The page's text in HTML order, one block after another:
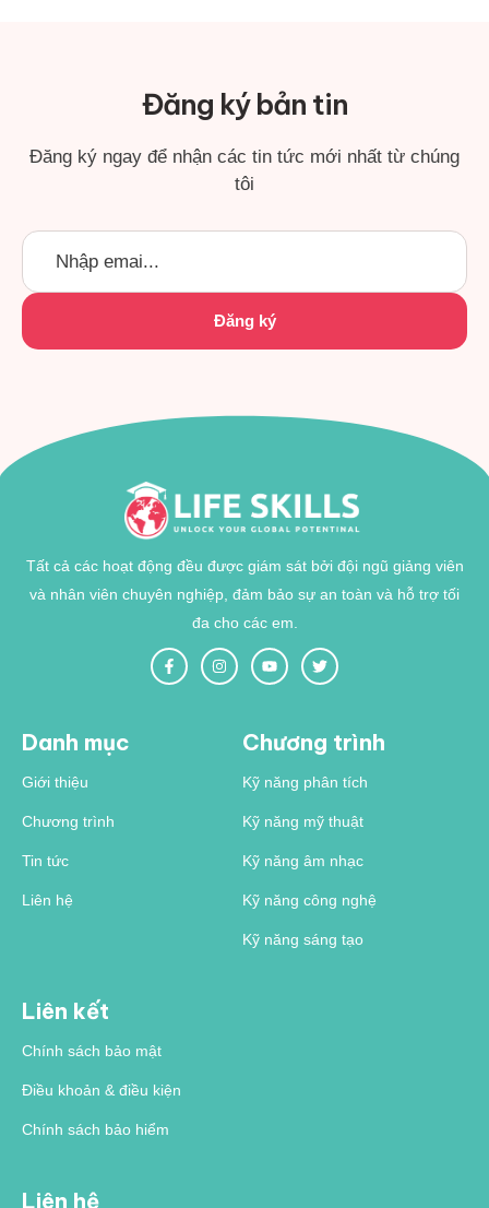
Đăng ký bản tin
Đăng ký ngay để nhận các tin tức mới nhất từ chúng
tôi
Tất cả các hoạt động đều được giám sát bởi đội ngũ giảng viên
và nhân viên chuyên nghiệp, đảm bảo sự an toàn và hỗ trợ tối
đa cho các em.
Danh mục
Giới thiệu
Chương trình
Tin tức
Liên hệ
Chương trình
Kỹ năng phân tích
Kỹ năng mỹ thuật
Kỹ năng âm nhạc
Kỹ năng công nghệ
Kỹ năng sáng tạo
Liên kết
Chính sách bảo mật
Điều khoản & điều kiện
Chính sách bảo hiểm
Liên hệ